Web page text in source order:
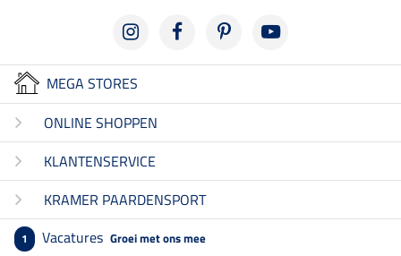
MEGA STORES
ONLINE SHOPPEN
KLANTENSERVICE
KRAMER PAARDENSPORT
1 Vacatures Groei met ons mee